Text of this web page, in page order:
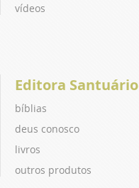
vídeos
Editora Santuário
bíblias
deus conosco
livros
outros produtos